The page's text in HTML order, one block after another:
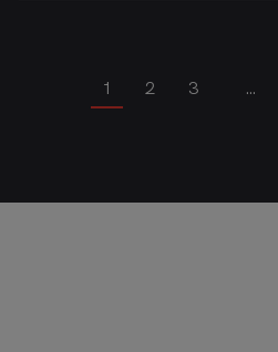
1 2 3 …